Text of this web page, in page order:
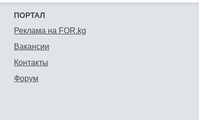
ПОРТАЛ
Реклама на FOR.kg
Вакансии
Контакты
Форум